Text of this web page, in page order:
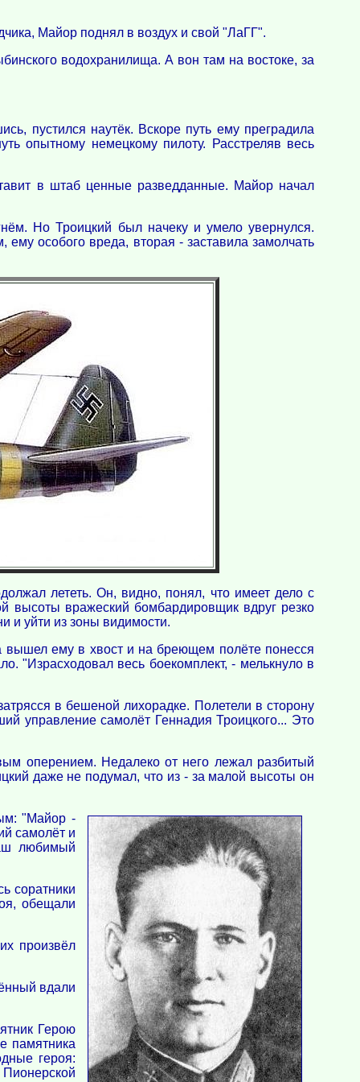
Майор поднял в воздух и свой "ЛаГГ".
водохранилища. А вон там на востоке, за
пустился наутёк. Вскоре путь ему преградила
опытному немецкому пилоту. Расстреляв весь
в штаб ценные разведданные. Майор начал
Но Троицкий был начеку и умело увернулся.
особого вреда, вторая - заставила замолчать
лететь. Он, видно, понял, что имеет дело с
высоты вражеский бомбардировщик вдруг резко
и уйти из зоны видимости.
вышел ему в хвост и на бреющем полёте понесся
"Израсходовал весь боекомплект, - мелькнуло в
в бешеной лихорадке. Полетели в сторону
управление самолёт Геннадия Троицкого... Это
оперением. Недалеко от него лежал разбитый
даже не подумал, что из - за малой высоты он
"Майор -
самолёт и
любимый
соратники
обещали
произвёл
вдали
Герою
памятника
героя: